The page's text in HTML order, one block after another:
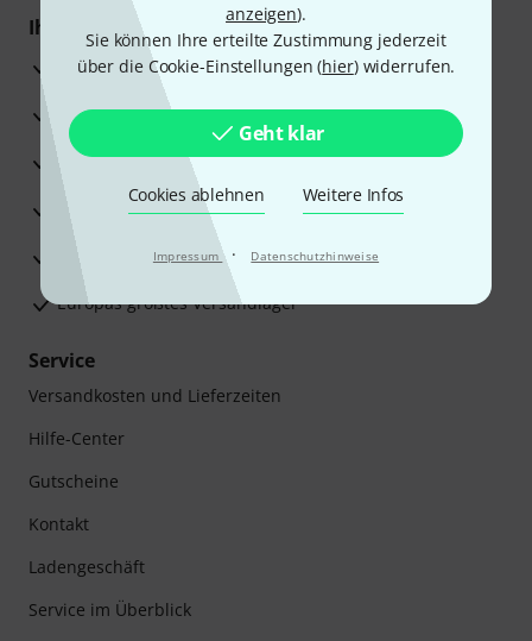
anzeigen).
Sie können Ihre erteilte Zustimmung jederzeit
über die Cookie-Einstellungen (hier) widerrufen.
Geht klar
Cookies ablehnen Weitere Infos
Impressum · Datenschutzhinweise
Ihre Vorteile
3 Jahre Thomann Garantie
30 Tage Money-Back-Garantie
Reparaturservice
Beratung durch Fachexperten
Zufriedenheitsgarantie
Europas größtes Versandlager
Service
Versandkosten und Lieferzeiten
Hilfe-Center
Gutscheine
Kontakt
Ladengeschäft
Service im Überblick